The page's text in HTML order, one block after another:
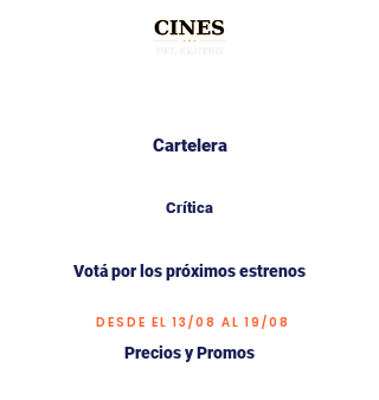
Cartelera
Crítica
Votá por los próximos estrenos
DESDE EL 13/08 AL 19/08
Precios y Promos